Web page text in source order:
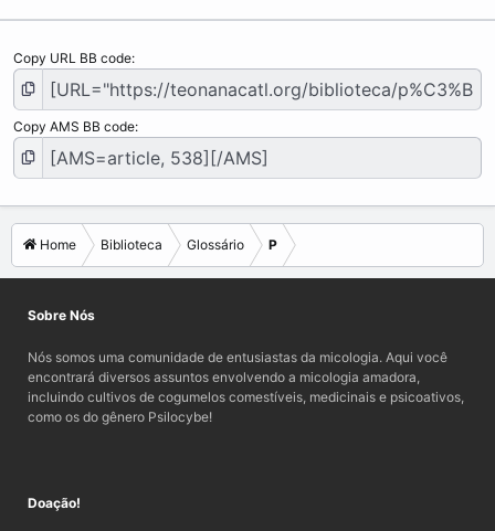
Copy URL BB code
Copy AMS BB code
Home Biblioteca Glossário P
Sobre Nós
Nós somos uma comunidade de entusiastas da micologia. Aqui você
encontrará diversos assuntos envolvendo a micologia amadora,
incluindo cultivos de cogumelos comestíveis, medicinais e psicoativos,
como os do gênero Psilocybe!
Doação!